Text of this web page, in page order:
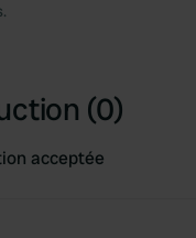
(0)
acceptée